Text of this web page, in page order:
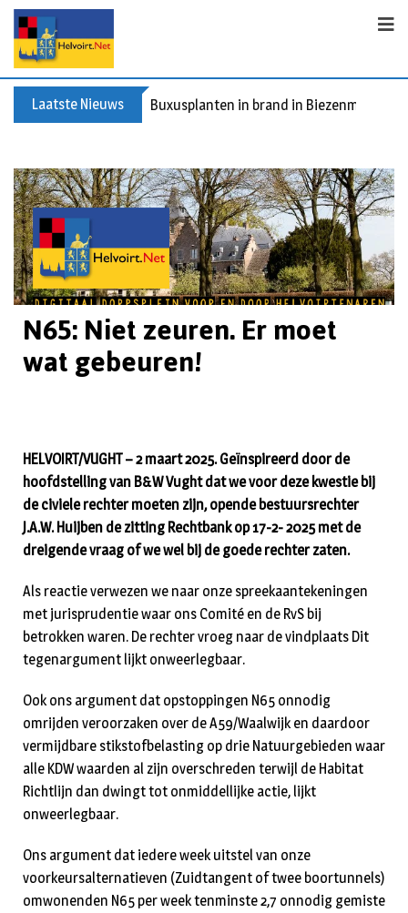
Laatste Nieuws Buxusplanten in brand in Biezenmortel,
N65: Niet zeuren. Er moet
wat gebeuren!
HELVOIRT/VUGHT – 2 maart 2025. Geïnspireerd door de
hoofdstelling van B&W Vught dat we voor deze kwestie bij
de civiele rechter moeten zijn, opende bestuursrechter
J.A.W. Huijben de zitting Rechtbank op 17-2- 2025 met de
dreigende vraag of we wel bij de goede rechter zaten.
Als reactie verwezen we naar onze spreekaantekeningen
met jurisprudentie waar ons Comité en de RvS bij
betrokken waren. De rechter vroeg naar de vindplaats Dit
tegenargument lijkt onweerlegbaar.
Ook ons argument dat opstoppingen N65 onnodig
omrijden veroorzaken over de A59/Waalwijk en daardoor
vermijdbare stikstofbelasting op drie Natuurgebieden waar
alle KDW waarden al zijn overschreden terwijl de Habitat
Richtlijn dan dwingt tot onmiddellijke actie, lijkt
onweerlegbaar.
Ons argument dat iedere week uitstel van onze
voorkeursalternatieven (Zuidtangent of twee boortunnels)
omwonenden N65 per week tenminste 2,7 onnodig gemiste